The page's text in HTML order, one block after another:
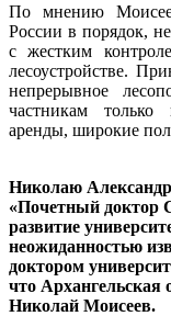
По мнению
России в порядок,
с жестким
лесоустройстве.
непрерывное
частникам только
аренды, широкие
Николаю
«Почетный доктор
развитие
неожиданностью
доктором
что Архангельская
Николай Моисеев.